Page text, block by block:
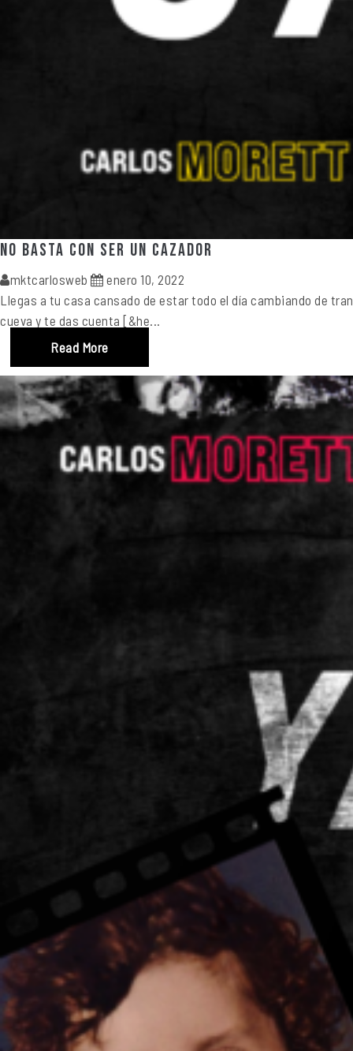
No basta con ser un cazador
mktcarlosweb
enero 10, 2022
Llegas a tu casa cansado de estar todo el día cambiando de
cueva y te das cuenta [&he...
Read More